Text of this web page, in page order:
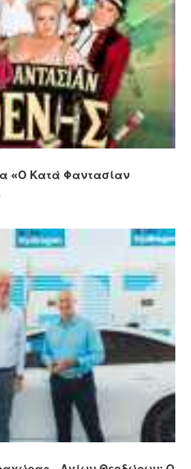
«Ο Κατά Φαντασίαν